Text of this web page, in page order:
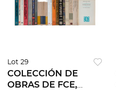
Lot 29
COLECCIÓN DE
OBRAS DE FCE,